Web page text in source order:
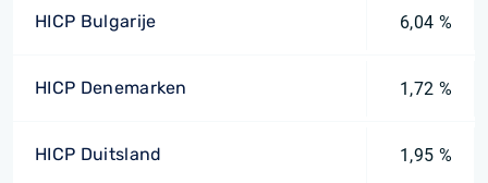
HICP Bulgarije 6,04 %
HICP Denemarken 1,72 %
HICP Duitsland 1,95 %